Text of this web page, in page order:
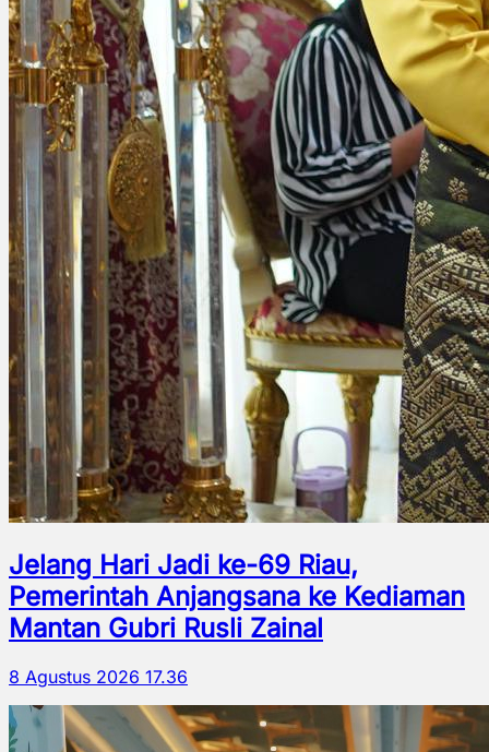
Jelang Hari Jadi ke-69 Riau,
Pemerintah Anjangsana ke Kediaman
Mantan Gubri Rusli Zainal
8 Agustus 2026 17.36